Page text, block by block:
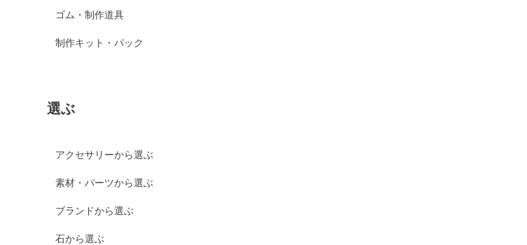
ゴム・制作道具
制作キット・パック
選ぶ
アクセサリーから選ぶ
素材・パーツから選ぶ
ブランドから選ぶ
石から選ぶ